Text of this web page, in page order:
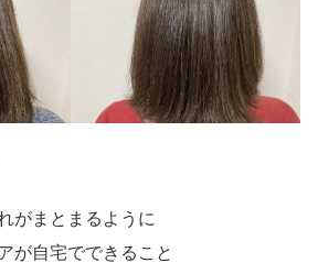
がまとまるように
が自宅でできること